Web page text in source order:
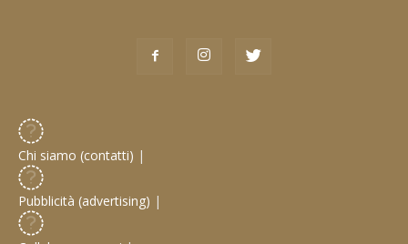
Chi siamo (contatti) |
Pubblicità (advertising) |